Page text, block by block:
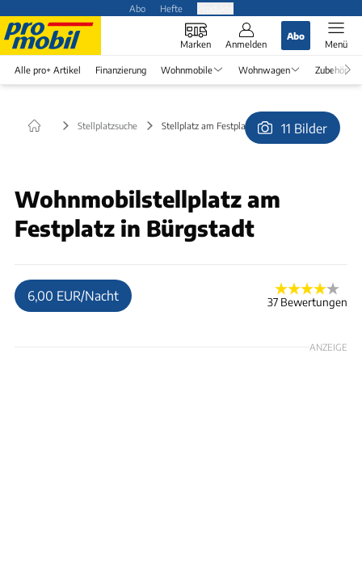
Abo Hefte
Marken Anmelden
Abo
Menü
Alle pro+ Artikel Finanzierung Wohnmobile Wohnwagen Zubehör
Stellplatzsuche Stellplatz am Festplatz in Bürgstadt11 Bilder
Wohnmobilstellplatz am
Festplatz in Bürgstadt
6,00 EUR/Nacht 37 Bewertungen
ANZEIGE